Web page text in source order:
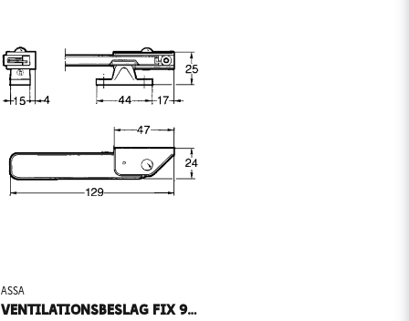
ASSA
VENTILATIONSBESLAG FIX 93 VIT